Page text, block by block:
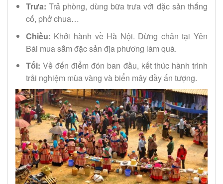
Trưa: Trả phòng, dùng bữa trưa với đặc sản thắng
cố, phở chua…
Chiều: Khởi hành về Hà Nội. Dừng chân tại Yên
Bái mua sắm đặc sản địa phương làm quà.
Tối: Về đến điểm đón ban đầu, kết thúc hành trình
trải nghiệm mùa vàng và biển mây đầy ấn tượng.